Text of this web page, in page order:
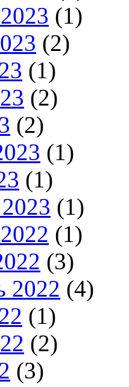
(1)
(2)
(1)
(2)
(2)
(1)
(1)
(1)
(1)
(3)
2022 (4)
(1)
(2)
(3)